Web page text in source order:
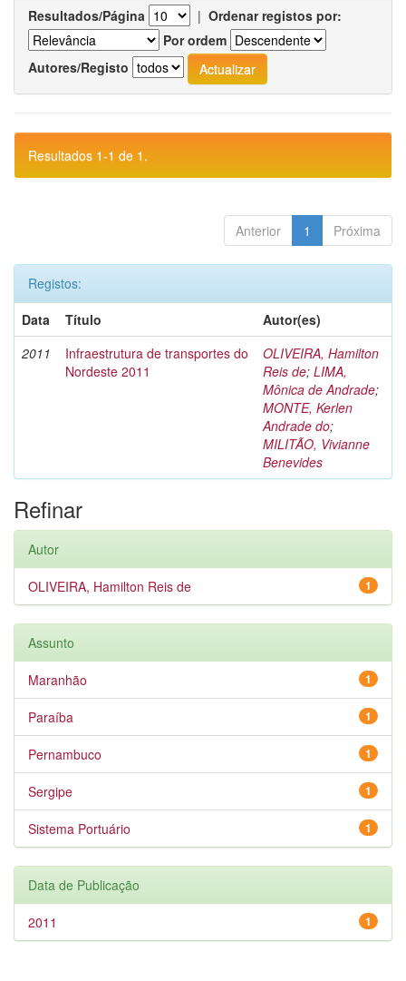
Resultados/Página | Ordenar registos por:
Por ordem
Autores/Registo
Resultados 1-1 de 1.
Anterior 1 Próxima
Registos:
Data
Título
Autor(es)
2011
Infraestrutura de transportes do
Nordeste 2011
OLIVEIRA, Hamilton
Reis de; LIMA,
Mônica de Andrade;
MONTE, Kerlen
Andrade do;
MILITÃO, Vivianne
Benevides
Refinar
Autor
1
OLIVEIRA, Hamilton Reis de
Assunto
1
Maranhão
1
Paraíba
1
Pernambuco
1
Sergipe
1
Sistema Portuário
Data de Publicação
1
2011